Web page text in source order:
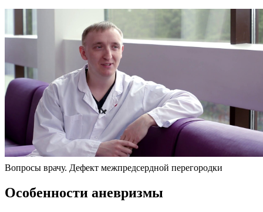
Вопросы врачу. Дефект межпредсердной перегородки
Особенности аневризмы